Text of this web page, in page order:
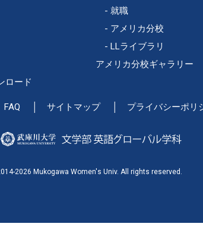
ロード
就職
アメリカ分校
LLライブラリ
アメリカ分校ギャラリー
FAQ サイトマップ プライバシーポリ
2026 Mukogawa Women's Univ. All rights reserved.